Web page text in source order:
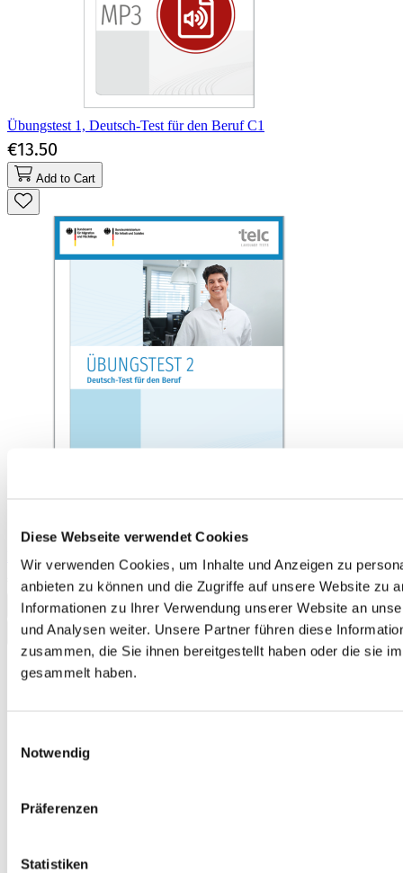
Diese Webseite verwendet Cookies
Wir verwenden Cookies, um Inhalte und Anzeigen zu
anbieten zu können und die Zugriffe auf unsere Website zu
Informationen zu Ihrer Verwendung unserer Website an
und Analysen weiter. Unsere Partner führen diese
zusammen, die Sie ihnen bereitgestellt haben oder die sie
gesammelt haben.
Notwendig
Präferenzen
Statistiken
Übungstest 1, Deutsch-Test für den Beruf C1
€13.50
Add to Cart
Mock Examination 1, Deutsch-Test für den Beruf B2
€12.50
Add to Cart